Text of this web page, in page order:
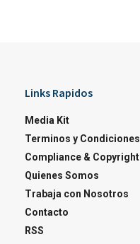
Links Rapidos
Media Kit
Terminos y Condiciones
Compliance & Copyright
Quienes Somos
Trabaja con Nosotros
Contacto
RSS